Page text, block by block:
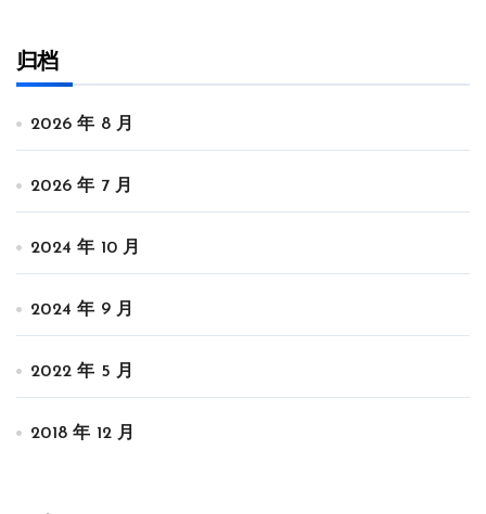
归档
2026 年 8 月
2026 年 7 月
2024 年 10 月
2024 年 9 月
2022 年 5 月
2018 年 12 月